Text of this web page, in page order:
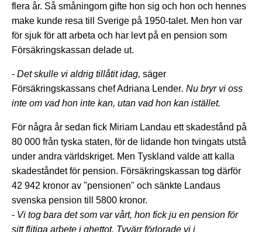
flera år. Så småningom gifte hon sig och hon och hennes
make kunde resa till Sverige på 1950-talet. Men hon var
för sjuk för att arbeta och har levt på en pension som
Försäkringskassan delade ut.
- Det skulle vi aldrig tillåtit idag, säger
Försäkringskassans chef Adriana Lender. Nu bryr vi oss
inte om vad hon inte kan, utan vad hon kan istället.
För några år sedan fick Miriam Landau ett skadestånd på
80 000 från tyska staten, för de lidande hon tvingats utstå
under andra världskriget. Men Tyskland valde att kalla
skadeståndet för pension. Försäkringskassan tog därför
42 942 kronor av "pensionen" och sänkte Landaus
svenska pension till 5800 kronor.
- Vi tog bara det som var vårt, hon fick ju en pension för
sitt flitiga arbete i ghettot. Tyvärr förlorade vi i